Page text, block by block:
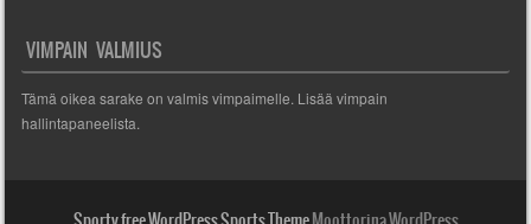
VIMPAIN VALMIUS
Tämä oikea sarake on valmis vimpaimelle. Lisää vimpain
hallintapaneelista.